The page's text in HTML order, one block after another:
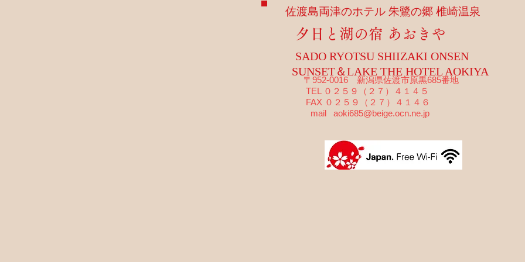
佐渡島両津のホテル 朱鷺の郷 椎崎温泉
夕日と湖の宿 あおきや
SADO RYOTSU SHIIZAKI ONSEN
SUNSET＆LAKE THE HOTEL AOKIYA
〒952-0016 新潟県佐渡市原黒685番地
TEL ０２５９（２７）４１４５
FAX ０２５９（２７）４１４６
mail aoki685@beige.ocn.ne.jp